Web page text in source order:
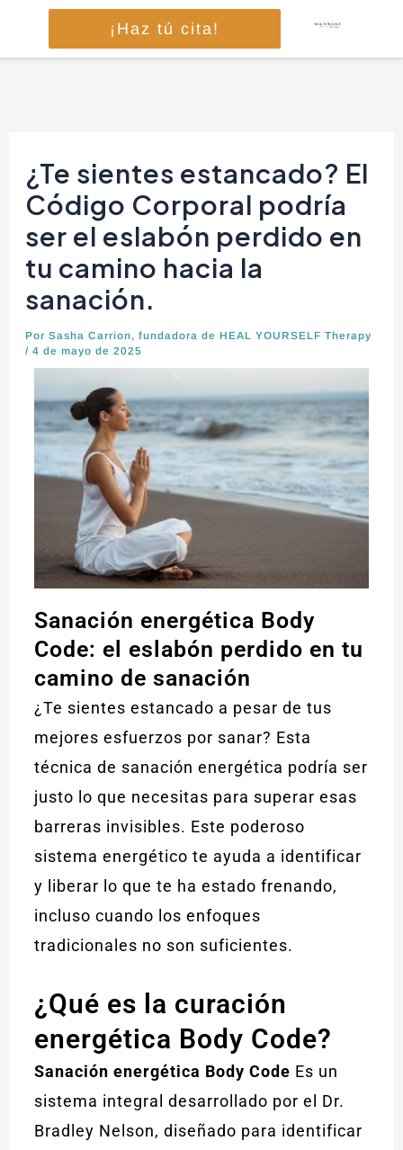
¡Haz tú cita!
¿Te sientes estancado? El
Código Corporal podría
ser el eslabón perdido en
tu camino hacia la
sanación.
PorSasha Carrion, fundadora de HEAL YOURSELF Therapy
/4 de mayo de 2025
Sanación energética Body
Code: el eslabón perdido en tu
camino de sanación
¿Te sientes estancado a pesar de tus
mejores esfuerzos por sanar? Esta
técnica de sanación energética podría ser
justo lo que necesitas para superar esas
barreras invisibles. Este poderoso
sistema energético te ayuda a identificar
y liberar lo que te ha estado frenando,
incluso cuando los enfoques
tradicionales no son suficientes.
¿Qué es la curación
energética Body Code?
Sanación energética Body Code Es un
sistema integral desarrollado por el Dr.
Bradley Nelson, diseñado para identificar
entradas